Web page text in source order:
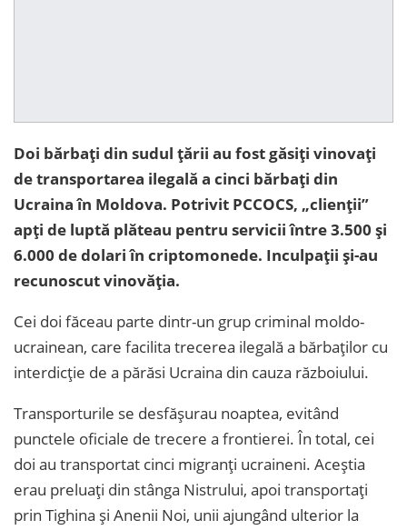
Doi bărbați din sudul țării au fost găsiți vinovați
de transportarea ilegală a cinci bărbați din
Ucraina în Moldova. Potrivit PCCOCS, „clienții”
apți de luptă plăteau pentru servicii între 3.500 și
6.000 de dolari în criptomonede. Inculpații și-au
recunoscut vinovăția.
Cei doi făceau parte dintr-un grup criminal moldo-
ucrainean, care facilita trecerea ilegală a bărbaților cu
interdicție de a părăsi Ucraina din cauza războiului.
Transporturile se desfășurau noaptea, evitând
punctele oficiale de trecere a frontierei. În total, cei
doi au transportat cinci migranți ucraineni. Aceștia
erau preluați din stânga Nistrului, apoi transportați
prin Tighina și Anenii Noi, unii ajungând ulterior la